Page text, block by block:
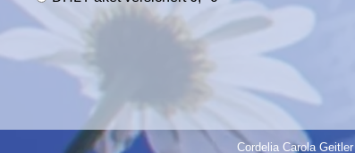
Cordelia Carola Geitler